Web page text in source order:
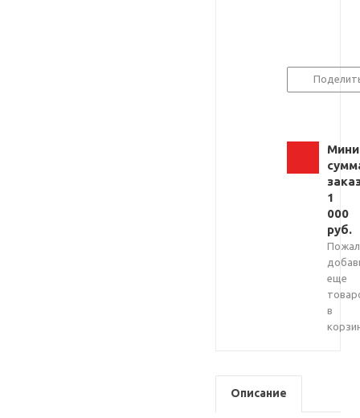
1
000
руб.
еще
в
Описание